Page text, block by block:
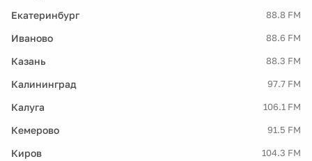
Екатеринбург 88.8 FM
Иваново 88.6 FM
Казань 88.3 FM
Калининград 97.7 FM
Калуга 106.1 FM
Кемерово 91.5 FM
Киров 104.3 FM